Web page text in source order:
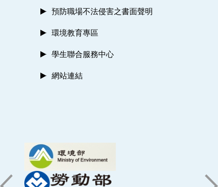
預防職場不法侵害之書面聲明
環境教育專區
學生聯合服務中心
網站連結